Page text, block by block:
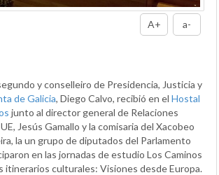
A+ a-
y conselleiro de Presidencia, Justicia y
de Galicia, Diego Calvo, recibió en el Hostal
junto al director general de Relaciones
Jesús Gamallo y la comisaria del Xacobeo
la un grupo de diputados del Parlamento
en las jornadas de estudio Los Caminos
itinerarios culturales: Visiones desde Europa.